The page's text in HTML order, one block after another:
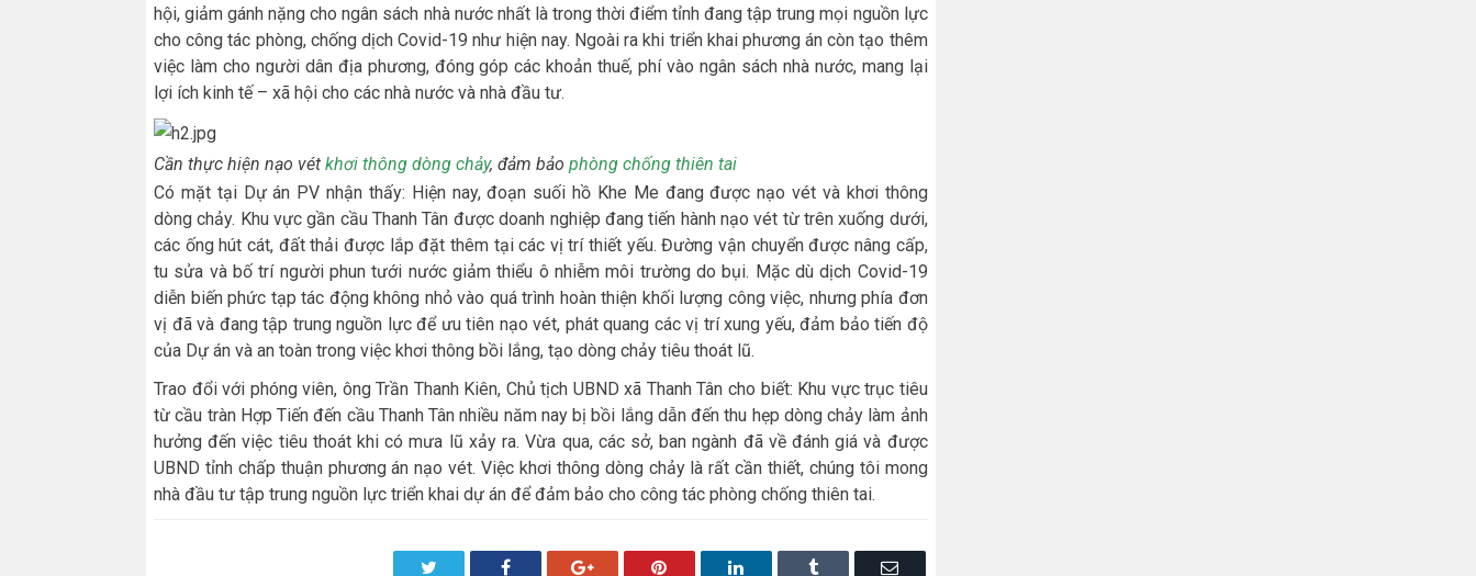
hội, giảm gánh nặng cho ngân sách nhà nước nhất là trong thời điểm tỉnh đang tập trung mọi nguồn lực
cho công tác phòng, chống dịch Covid-19 như hiện nay. Ngoài ra khi triển khai phương án còn tạo thêm
việc làm cho người dân địa phương, đóng góp các khoản thuế, phí vào ngân sách nhà nước, mang lại
lợi ích kinh tế – xã hội cho các nhà nước và nhà đầu tư.
Cần thực hiện nạo vét khơi thông dòng chảy, đảm bảo phòng chống thiên tai
Có mặt tại Dự án PV nhận thấy: Hiện nay, đoạn suối hồ Khe Me đang được nạo vét và khơi thông
dòng chảy. Khu vực gần cầu Thanh Tân được doanh nghiệp đang tiến hành nạo vét từ trên xuống dưới,
các ống hút cát, đất thải được lắp đặt thêm tại các vị trí thiết yếu. Đường vận chuyển được nâng cấp,
tu sửa và bố trí người phun tưới nước giảm thiểu ô nhiễm môi trường do bụi. Mặc dù dịch Covid-19
diễn biến phức tạp tác động không nhỏ vào quá trình hoàn thiện khối lượng công việc, nhưng phía đơn
vị đã và đang tập trung nguồn lực để ưu tiên nạo vét, phát quang các vị trí xung yếu, đảm bảo tiến độ
của Dự án và an toàn trong việc khơi thông bồi lắng, tạo dòng chảy tiêu thoát lũ.
Trao đổi với phóng viên, ông Trần Thanh Kiên, Chủ tịch UBND xã Thanh Tân cho biết: Khu vực trục tiêu
từ cầu tràn Hợp Tiến đến cầu Thanh Tân nhiều năm nay bị bồi lắng dẫn đến thu hẹp dòng chảy làm ảnh
hưởng đến việc tiêu thoát khi có mưa lũ xảy ra. Vừa qua, các sở, ban ngành đã về đánh giá và được
UBND tỉnh chấp thuận phương án nạo vét. Việc khơi thông dòng chảy là rất cần thiết, chúng tôi mong
nhà đầu tư tập trung nguồn lực triển khai dự án để đảm bảo cho công tác phòng chống thiên tai.
Twitter Facebook Google+ Pinterest LinkedIn Tumblr Email